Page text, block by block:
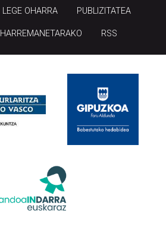
LEGE OHARRA PUBLIZITATEA
HARREMANETARAKO RSS